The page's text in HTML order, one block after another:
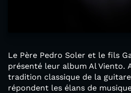
Le Père Pedro Soler et le fils
présenté leur album Al Viento.
tradition classique de la
répondent les élans de